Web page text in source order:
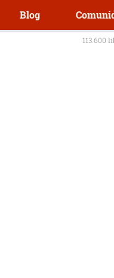
Blog
113.600